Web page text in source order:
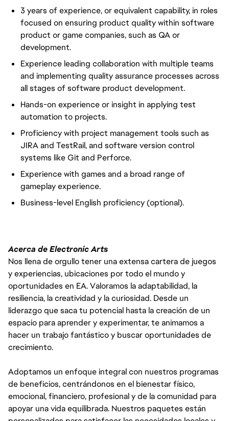
3 years of experience, or equivalent capability, in roles
focused on ensuring product quality within software
product or game companies, such as QA or
development.
Experience leading collaboration with multiple teams
and implementing quality assurance processes across
all stages of software product development.
Hands-on experience or insight in applying test
automation to projects.
Proficiency with project management tools such as
JIRA and TestRail, and software version control
systems like Git and Perforce.
Experience with games and a broad range of
gameplay experience.
Business-level English proficiency (optional).
Acerca de Electronic Arts
Nos llena de orgullo tener una extensa cartera de juegos
y experiencias, ubicaciones por todo el mundo y
oportunidades en EA. Valoramos la adaptabilidad, la
resiliencia, la creatividad y la curiosidad. Desde un
liderazgo que saca tu potencial hasta la creación de un
espacio para aprender y experimentar, te animamos a
hacer un trabajo fantástico y buscar oportunidades de
crecimiento.
Adoptamos un enfoque integral con nuestros programas
de beneficios, centrándonos en el bienestar físico,
emocional, financiero, profesional y de la comunidad para
apoyar una vida equilibrada. Nuestros paquetes están